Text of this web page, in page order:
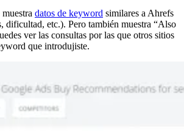
datos de keyword similares a Ahrefs
dificultad, etc.). Pero también muestra “Also
ver las consultas por las que otros sitios
que introdujiste.